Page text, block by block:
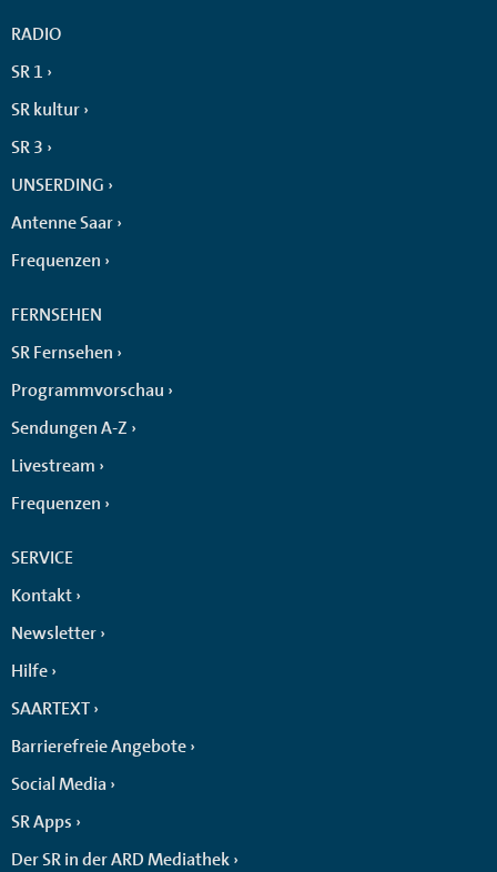
RADIO
SR 1
SR kultur
SR 3
UNSERDING
Antenne Saar
Frequenzen
FERNSEHEN
SR Fernsehen
Programmvorschau
Sendungen A-Z
Livestream
Frequenzen
SERVICE
Kontakt
Newsletter
Hilfe
SAARTEXT
Barrierefreie Angebote
Social Media
SR Apps
Der SR in der ARD Mediathek